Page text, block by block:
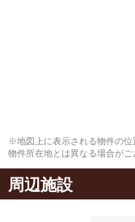
※地図上に表示される物件の位
物件所在地とは異なる場合がご
周辺施設